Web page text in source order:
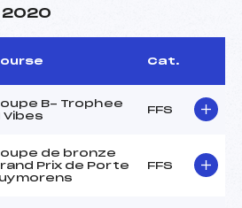
2020
Cat.
B- Trophee
Vibes
FFS
de bronze
Prix de Porte
FFS